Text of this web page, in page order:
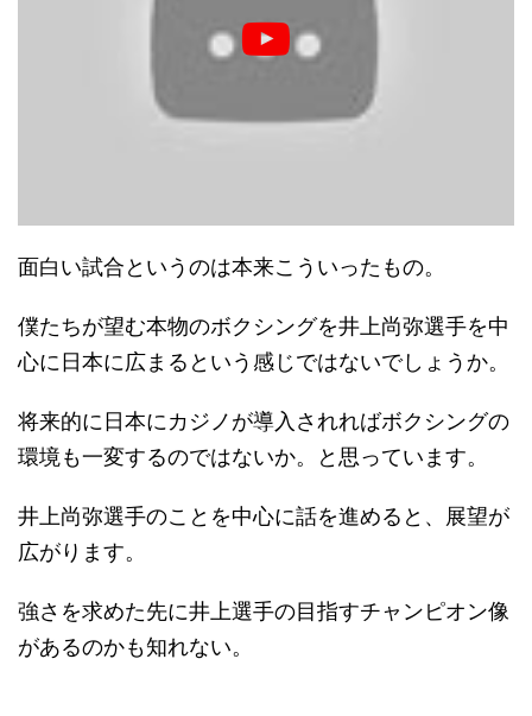
面白い試合というのは本来こういったもの。
僕たちが望む本物のボクシングを井上尚弥選手を中
心に日本に広まるという感じではないでしょうか。
将来的に日本にカジノが導入されればボクシングの
環境も一変するのではないか。と思っています。
井上尚弥選手のことを中心に話を進めると、展望が
広がります。
強さを求めた先に井上選手の目指すチャンピオン像
があるのかも知れない。